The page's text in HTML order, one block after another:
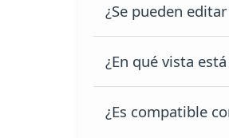
mueble modular
¿Se pueden
medidas,
¿En qué vista
alzados y
¿Es compatible